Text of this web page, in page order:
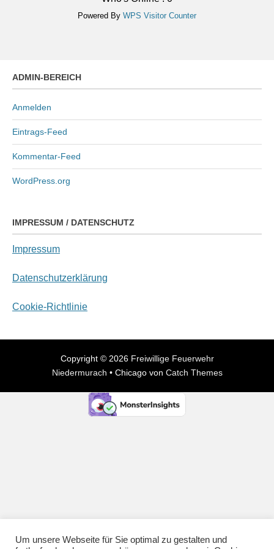
Powered By WPS Visitor Counter
ADMIN-BEREICH
Anmelden
Eintrags-Feed
Kommentar-Feed
WordPress.org
IMPRESSUM / DATENSCHUTZ
Impressum
Datenschutzerklärung
Cookie-Richtlinie
Copyright © 2026 Freiwillige Feuerwehr
Niedermurach • Chicago von Catch Themes
Um unsere Webseite für Sie optimal zu gestalten und